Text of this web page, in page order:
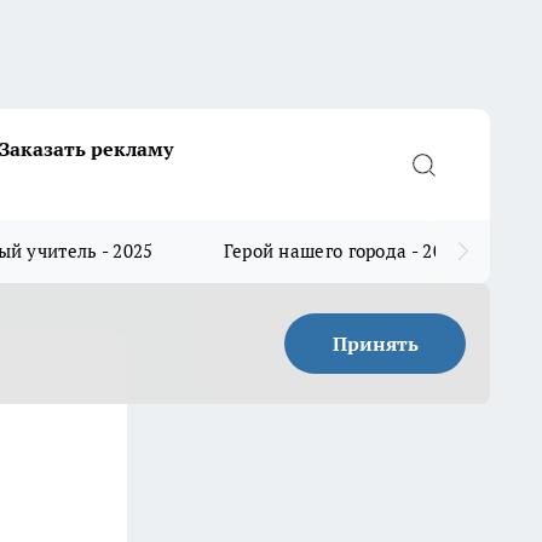
Заказать рекламу
учитель - 2025 Герой нашего города - 2025
Принять